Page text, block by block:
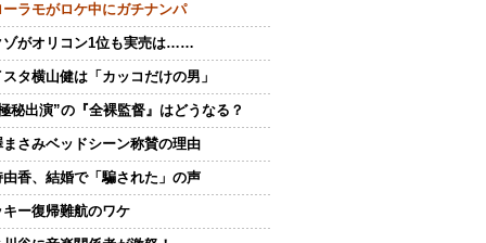
ーラモがロケ中にガチナンパ
ゾがオリコン1位も実売は……
タ横山健は「カッコだけの男」
秘出演”の『全裸監督』はどうなる？
まさみベッドシーン称賛の理由
由香、結婚で「騙された」の声
キー復帰難航のワケ